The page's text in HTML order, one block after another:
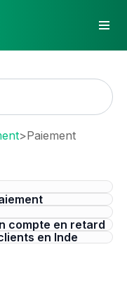
>Paiement
compte en retard
en Inde